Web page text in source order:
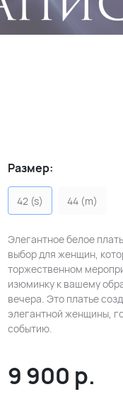
Размер:
42 (s) 44 (m)
Элегантное белое
выбор для женщин,
торжественном
изюминку к вашему
вечера. Это платье
элегантной женщины,
событию.
9 900 р.